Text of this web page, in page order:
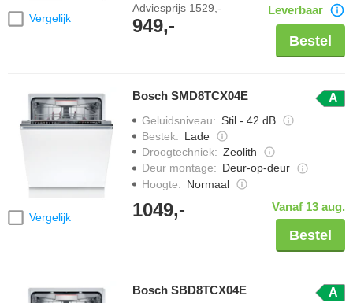
Vergelijk
Adviesprijs 1529,-
949,-
Leverbaar
Bestel
Vergelijk
Bosch SMD8TCX04E A
Geluidsniveau: Stil - 42 dB
Bestek: Lade
Droogtechniek: Zeolith
Deur montage: Deur-op-deur
Hoogte: Normaal
1049,- Vanaf 13 aug.
Bestel
Bosch SBD8TCX04E A